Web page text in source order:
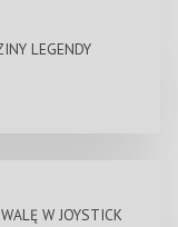
LEGENDY
W JOYSTICK